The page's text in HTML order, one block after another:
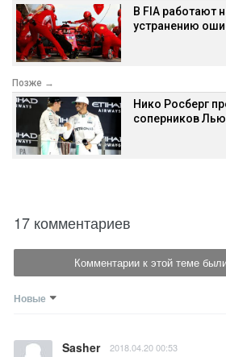
В FIA работают
устранению
Позже →
Нико Росберг
соперников
17 комментариев
Комментарии к этой теме
Новые
Sasher 2018.04.20 00:53